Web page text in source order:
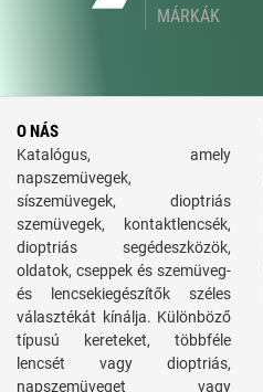
MÁRKÁK
O NÁS
Katalógus, amely
napszemüvegek,
síszemüvegek, dioptriás
szemüvegek, kontaktlencsék,
dioptriás segédeszközök,
oldatok, cseppek és szemüveg-
és lencsekiegészítők széles
választékát kínálja. Különböző
típusú kereteket, többféle
lencsét vagy dioptriás,
napszemüveget vagy